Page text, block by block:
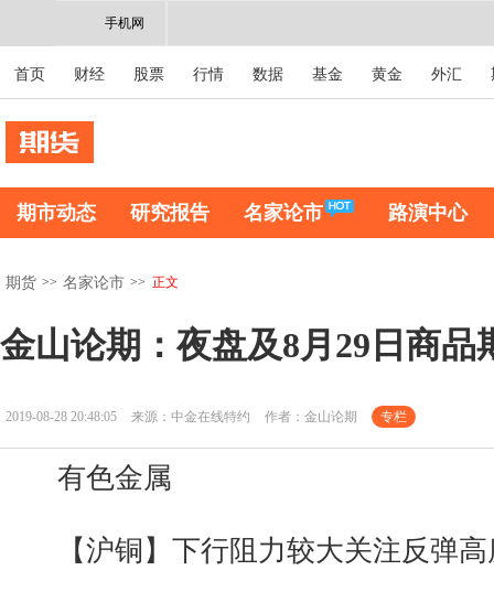
手机网
首页 财经 股票 行情 数据 基金 黄金 外汇
期市动态 研究报告 名家论市 路演中心
期货 >> 名家论市 >> 正文
金山论期：夜盘及8月29日商品
2019-08-28 20:48:05 来源：中金在线特约 作者：金山论期 专栏
有色金属
【沪铜】下行阻力较大关注反弹高